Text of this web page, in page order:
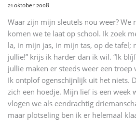
21 oktober 2008
Waar zijn mijn sleutels nou weer? We
komen we te laat op school. Ik zoek
la, in mijn jas, in mijn tas, op de tafel;
jullie!” krijs ik harder dan ik wil. “Ik
jullie maken er steeds weer een troep
Ik ontplof ogenschijnlijk uit het niets.
zich een hoedje. Mijn lief is een week
vlogen we als eendrachtig
maar plotseling ben ik er helemaal